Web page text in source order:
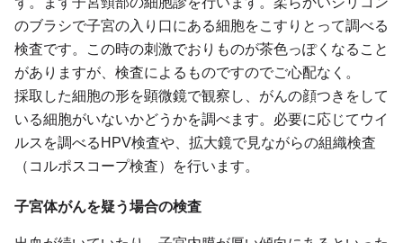
のブラシで子宮の入り口にある細胞をこすりとって調べる
検査です。この時の刺激でおりものが茶色っぽくなること
がありますが、検査によるものですのでご心配なく。
採取した細胞の形を顕微鏡で観察し、がんの顔つきをして
いる細胞がいないかどうかを調べます。必要に応じてウイ
ルスを調べるHPV検査や、拡大鏡で見ながらの組織検査
（コルポスコープ検査）を行います。
子宮体がんを疑う場合の検査